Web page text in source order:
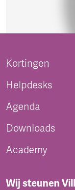
Kortingen
Helpdesks
Agenda
Downloads
Academy
Wij steunen